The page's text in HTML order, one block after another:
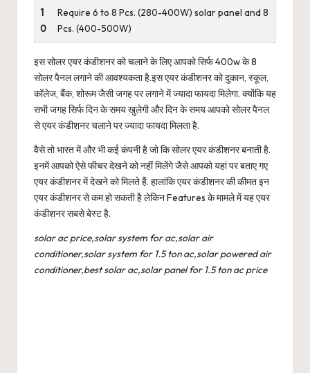
1
0
Require 6 to 8 Pcs. (280-400W) solar panel and 8
Pcs. (400-500W)
इस सोलर एयर कंडीशनर को चलाने के लिए आपको सिर्फ 400w के 8
सोलर पैनल लगाने की आवश्यकता है.इस एयर कंडीशनर को दुकान, स्कूल,
कॉलेज, बैंक, शोरूम जैसी जगह पर लगाने में ज्यादा फायदा मिलेगा. क्योंकि यह
सभी जगह सिर्फ दिन के समय खुलेगी और दिन के समय आपको सोलर पैनल
से एयर कंडीशनर चलाने पर ज्यादा फायदा मिलता है.
वैसे तो भारत में और भी कई कंपनी है जो कि सोलर एयर कंडीशनर बनाती है.
इनमें आपको ऐसे फीचर देखने को नहीं मिलेंगे जैसे आपको यहां पर बताए गए
एयर कंडीशनर में देखने को मिलते हैं. हालांकि एयर कंडीशनर की कीमत इन
एयर कंडीशनर से कम हो सकती है लेकिन Features के मामले में यह एयर
कंडीशनर सबसे बेस्ट है.
solar ac price,solar system for ac,solar air
conditioner,solar system for 1.5 ton ac,solar powered air
conditioner,best solar ac,solar panel for 1.5 ton ac price